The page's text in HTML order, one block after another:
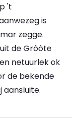
't
is
zegge.
de Gròòte
netuurlek ok
de bekende